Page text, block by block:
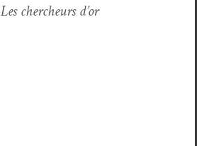
Les chercheurs d’or